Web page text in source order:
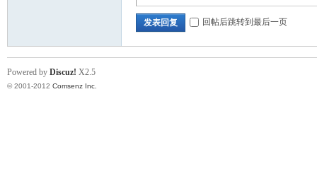
技
发表回复 回帖后跳转到最后一页
Powered by Discuz! X2.5
© 2001-2012 Comsenz Inc.